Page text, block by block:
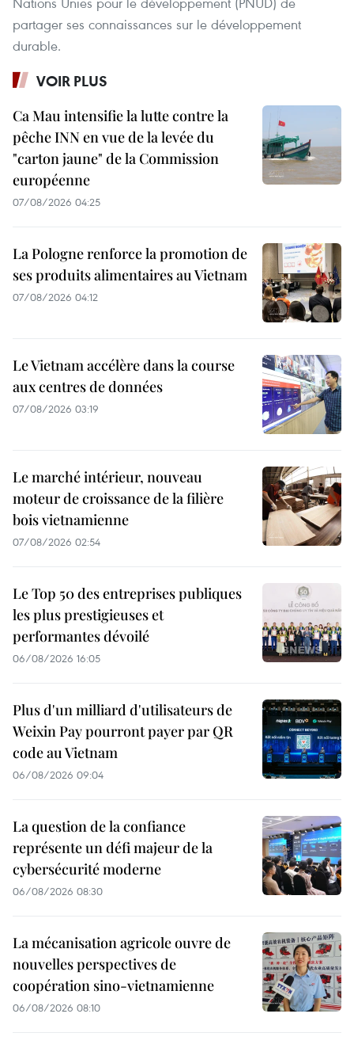
partager ses connaissances sur le développement
durable.
VOIR PLUS
Ca Mau intensifie la lutte contre la
pêche INN en vue de la levée du
"carton jaune" de la Commission
européenne
07/08/2026 04:25
La Pologne renforce la promotion de
ses produits alimentaires au Vietnam
07/08/2026 04:12
Le Vietnam accélère dans la course
aux centres de données
07/08/2026 03:19
Le marché intérieur, nouveau
moteur de croissance de la filière
bois vietnamienne
07/08/2026 02:54
Le Top 50 des entreprises publiques
les plus prestigieuses et
performantes dévoilé
06/08/2026 16:05
Plus d'un milliard d'utilisateurs de
Weixin Pay pourront payer par QR
code au Vietnam
06/08/2026 09:04
La question de la confiance
représente un défi majeur de la
cybersécurité moderne
06/08/2026 08:30
La mécanisation agricole ouvre de
nouvelles perspectives de
coopération sino-vietnamienne
06/08/2026 08:10